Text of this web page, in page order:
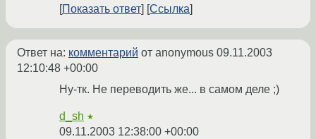
Показать ответ
Ссылка
Ответ на: комментарий от anonymous 09.11.2003
12:10:48 +00:00
Ну-тк. Не переводить же... в самом деле ;)
d_sh ★
09.11.2003 12:38:00 +00:00